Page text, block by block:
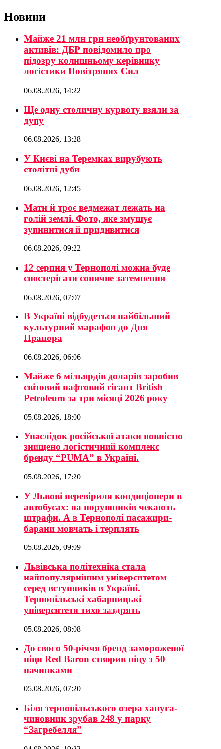
Новини
Майже 21 млн грн необґрунтованих
активів: ДБР повідомило про
підозру колишньому керівнику
логістики Повітряних Сил
06.08.2026, 14:22
Ще одну столичну курвоту взяли за
дупу
06.08.2026, 13:28
У Києві на Теремках вирубують
столітні дуби
06.08.2026, 12:45
Мати й троє ведмежат лежать на
голій землі. Фото, яке змушує
зупинитися й придивитися
06.08.2026, 09:22
12 серпня у Тернополі можна буде
спостерігати сонячне затемнення
06.08.2026, 07:07
В Україні відбудеться найбільший
культурний марафон до Дня
Прапора
06.08.2026, 06:06
Майже 6 мільярдів доларів заробив
світовий нафтовий гігант British
Petroleum за три місяці 2026 року
05.08.2026, 18:00
Унаслідок російської атаки повністю
знищено логістичний комплекс
бренду “PUMA” в Україні.
05.08.2026, 17:20
У Львові перевірили кондиціонери в
автобусах: на порушників чекають
штрафи. А в Тернополі пасажири-
барани мовчать і терплять
05.08.2026, 09:09
Львівська політехніка стала
найпопулярнішим університетом
серед вступників в Україні.
Тернопільські хабарницькі
університети тихо заздрять
05.08.2026, 08:08
До свого 50-річчя бренд замороженої
піци Red Baron створив піцу з 50
начинками
05.08.2026, 07:20
Біля тернопільського озера хапуга-
чиновник зрубав 248 у парку
“Загребелля”